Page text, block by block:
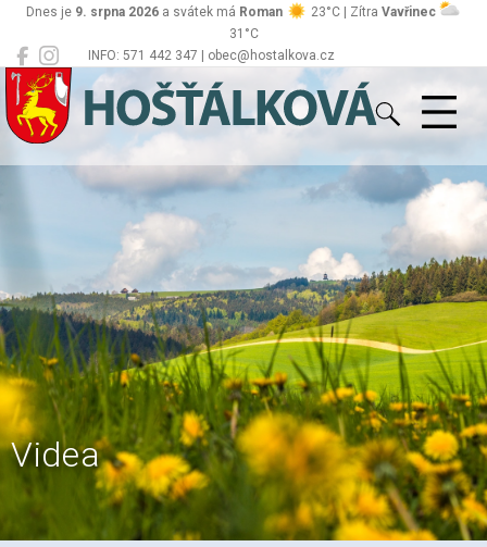
INFO: 571 442 347 | obec@hostalkova.cz
Dnes je 9. srpna 2026 a svátek má Roman 23°C | Zítra Vavřinec
31°C
Hošťálková
Videa